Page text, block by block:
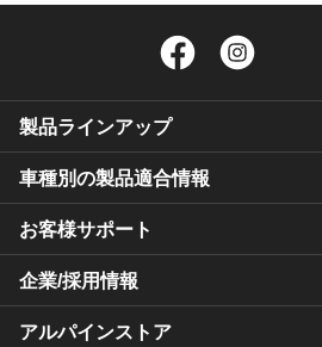
Facebook
製品ラインアップ
車種別の製品適合情報
お客様サポート
企業/採用情報
アルパインストア